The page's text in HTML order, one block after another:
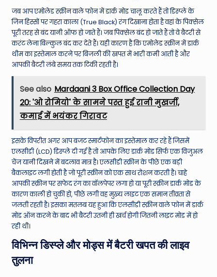
जब आप एमोलेड स्क्रीन वाले फोन में डार्क मोड चालू करते हैं तो डिस्प्ले के
जिन हिस्सों पर गहरा काला (True Black) रंग दिखाना होता है वहां के पिक्सेल
पूरी तरह से बंद यानी ऑफ हो जाते हैं। जब पिक्सेल बंद हो जाते हैं तो वे बैटरी से
करंट लेना बिल्कुल बंद कर देते हैं। यही कारण है कि एमोलेड स्क्रीन में डार्क
थीम का इस्तेमाल करने पर बिजली की खपत में भारी कमी आती है और
आपकी बैटरी लंबे समय तक टिकी रहती है।
See also Mardaani 3 Box Office Collection Day
20: 'ओ रोमियो' के सामने पस्त हुई रानी मुखर्जी,
कमाई में भयंकर गिरावट
इसके विपरीत अगर आप बजट स्मार्टफोन का इस्तेमाल कर रहे हैं जिसमें
एलसीडी (LCD) डिस्प्ले दी गई है तो आपके लिए डार्क मोड सिर्फ एक विजुअल
चेंज यानी दिखने में बदलाव मात्र है। एलसीडी स्क्रीन के पीछे एक बड़ी
बैकलाइट लगी होती है जो पूरी स्क्रीन को एक साथ रोशन करती है। चाहे
आपकी स्क्रीन पर सफेद रंग का वॉलपेपर लगा हो या पूरी स्क्रीन डार्क मोड के
कारण काली हो चुकी हो, पीछे लगी वह मुख्य लाइट एक समान तीव्रता से
जलती रहती है। इसका मतलब यह हुआ कि एलसीडी स्क्रीन वाले फोन में डार्क
मोड ऑन करने के बाद भी बैटरी उतनी ही खर्च होगी जितनी लाइट मोड में हो
रही थी।
विभिन्न डिस्प्ले और मोड्स में बैटरी खपत की लाइव
तुलना